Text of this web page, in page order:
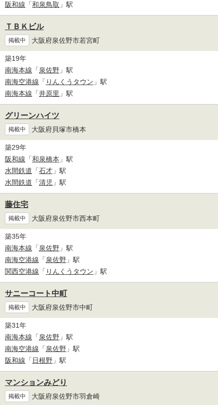
阪和線 「和泉鳥取 」駅
ＴＢＫビル
掲載中 大阪府泉佐野市若宮町
築19年
南海本線 「泉佐野 」駅
南海空港線 「 りんくうタウン 」駅
南海本線 「井原里 」駅
グリーンハイツ
掲載中 大阪府貝塚市橋本
築29年
阪和線 「和泉橋本 」駅
水間鉄道 「石才 」駅
水間鉄道 「清児 」駅
藤住宅
掲載中 大阪府泉佐野市西本町
築35年
南海本線 「泉佐野 」駅
南海空港線 「泉佐野 」駅
関西空港線 「 りんくうタウン 」駅
サニーコート中町
掲載中 大阪府泉佐野市中町
築31年
南海本線 「泉佐野 」駅
南海空港線 「泉佐野 」駅
阪和線 「 日根野 」駅
マンションみどり
掲載中 大阪府泉佐野市羽倉崎